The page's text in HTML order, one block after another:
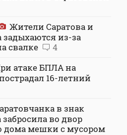
Жители Саратова и
задыхаются из-за
свалке
4
атаке БПЛА на
16-летний
в знак
забросила во двор
дома мешки с мусором